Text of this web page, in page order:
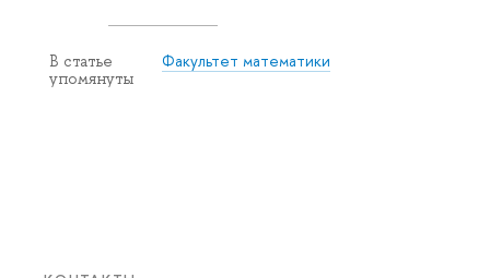
В статье
упомянуты
Факультет математики